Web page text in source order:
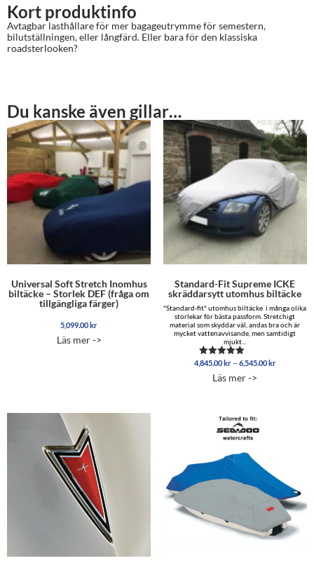
Kort produktinfo
Avtagbar lasthållare för mer bagageutrymme för semestern,
bilutställningen, eller långfärd. Eller bara för den klassiska
roadsterlooken?
Du kanske även gillar…
Universal Soft Stretch Inomhus
biltäcke – Storlek DEF (fråga om
tillgängliga färger)
5,099.00kr
Läs mer ->
Standard-Fit Supreme ICKE
skräddarsytt utomhus biltäcke
"Standard-fit" utomhus biltäcke i många olika
storlekar för bästa passform. Stretchigt
material som skyddar väl, andas bra och är
mycket vattenavvisande, men samtidigt
mjukt...
Betygsatt
av 5
4,845.00kr – 6,545.00kr
Läs mer ->